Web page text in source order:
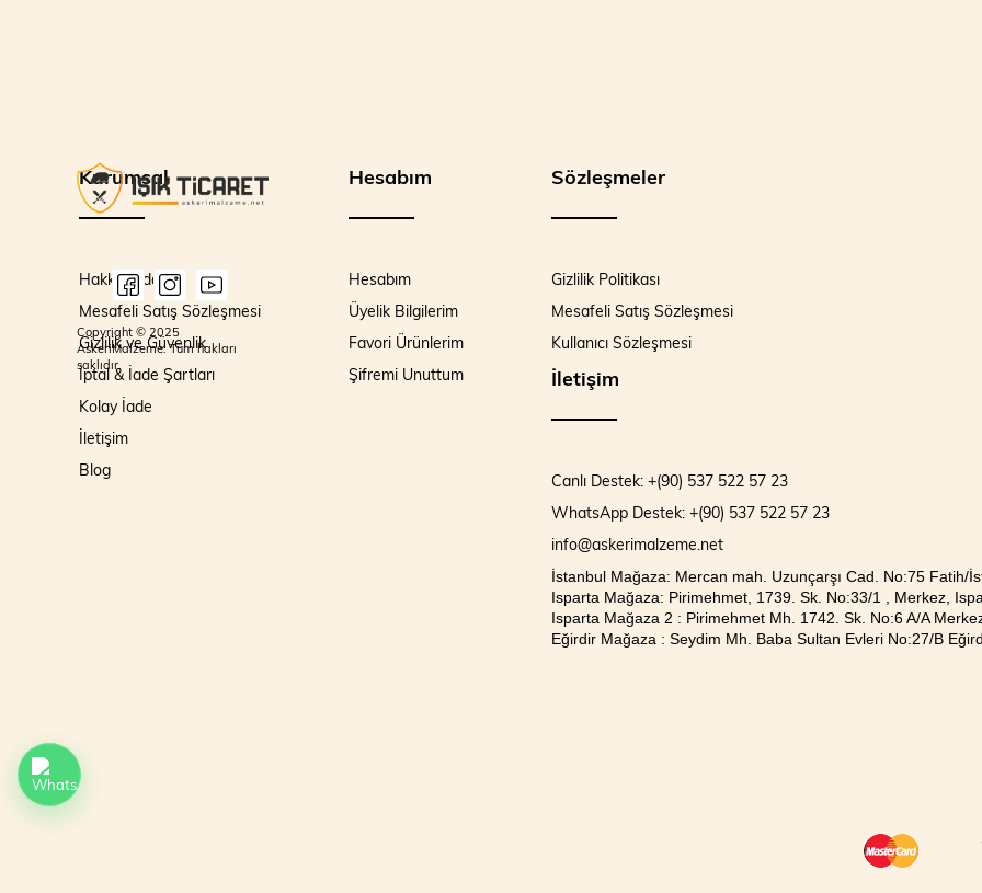
Kurumsal
Hakkımızda
Mesafeli Satış Sözleşmesi
Gizlilik ve Güvenlik
İptal & İade Şartları
Kolay İade
İletişim
Blog
Hesabım
Hesabım
Üyelik Bilgilerim
Favori Ürünlerim
Şifremi Unuttum
Sözleşmeler
Gizlilik Politikası
Mesafeli Satış Sözleşmesi
Kullanıcı Sözleşmesi
İletişim
Canlı Destek: +(90) 537 522 57 23
WhatsApp Destek: +(90) 537 522 57 23
info@askerimalzeme.net
İstanbul Mağaza: Mercan mah. Uzunçarşı Cad. No:75 Fatih/
Isparta Mağaza: Pirimehmet, 1739. Sk. No:33/1 , Merkez,
Isparta Mağaza 2 : Pirimehmet Mh. 1742. Sk. No:6 A/A
Eğirdir Mağaza : Seydim Mh. Baba Sultan Evleri No:27/B
Copyright © 2025
AskeriMalzeme. Tüm hakları
saklıdır.